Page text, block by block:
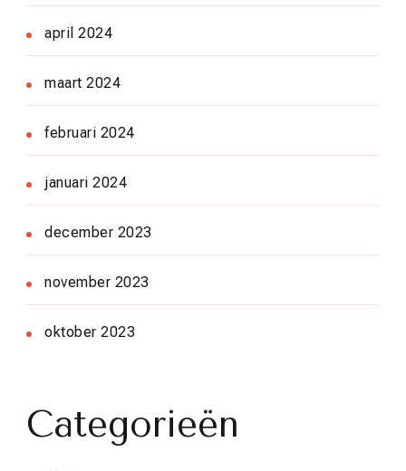
april 2024
maart 2024
februari 2024
januari 2024
december 2023
november 2023
oktober 2023
Categorieën